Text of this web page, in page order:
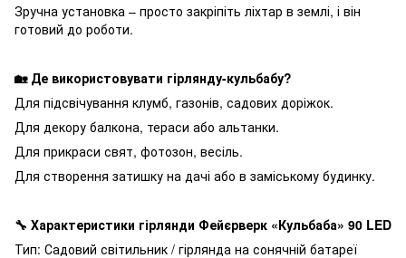
Зручна установка – просто закріпіть ліхтар в землі, і він
готовий до роботи.
🏡 Де використовувати гірлянду-кульбабу?
Для підсвічування клумб, газонів, садових доріжок.
Для декору балкона, тераси або альтанки.
Для прикраси свят, фотозон, весіль.
Для створення затишку на дачі або в заміському будинку.
🔧 Характеристики гірлянди Фейєрверк «Кульбаба» 90 LED
Тип: Садовий світильник / гірлянда на сонячній батареї